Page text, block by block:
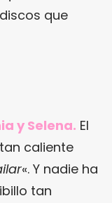
que
y Selena. El
caliente
«. Y nadie ha
tan